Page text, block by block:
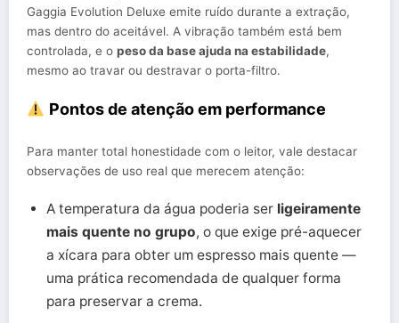
Gaggia Evolution Deluxe emite ruído durante a extração,
mas dentro do aceitável. A vibração também está bem
controlada, e o peso da base ajuda na estabilidade,
mesmo ao travar ou destravar o porta-filtro.
Pontos de atenção em performance
Para manter total honestidade com o leitor, vale destacar
observações de uso real que merecem atenção:
A temperatura da água poderia ser ligeiramente
mais quente no grupo, o que exige pré-aquecer
a xícara para obter um espresso mais quente —
uma prática recomendada de qualquer forma
para preservar a crema.